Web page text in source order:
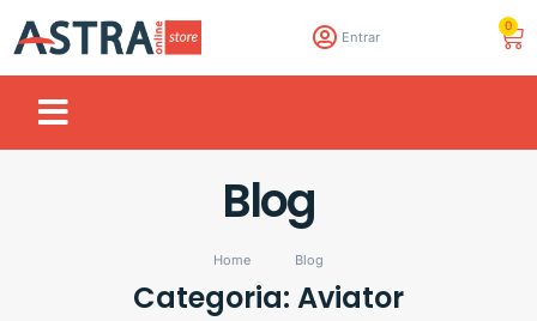
Entrar
0
Blog
Home Blog
Categoria: Aviator